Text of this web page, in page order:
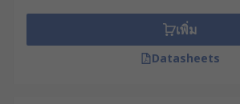
เพิ่ม
Datasheets